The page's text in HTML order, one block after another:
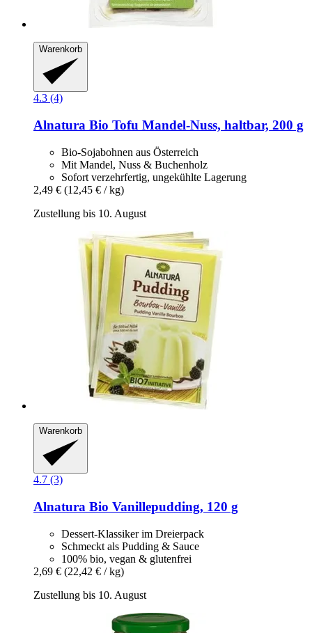
Warenkorb
4.3 (4)
Alnatura Bio Tofu Mandel-​Nuss, haltbar, 200 g
Bio-Sojabohnen aus Österreich
Mit Mandel, Nuss & Buchenholz
Sofort verzehrfertig, ungekühlte Lagerung
2,49 € (12,45 € / kg)
Zustellung bis 10. August
Warenkorb
4.7 (3)
Alnatura Bio Vanillepudding, 120 g
Dessert-Klassiker im Dreierpack
Schmeckt als Pudding & Sauce
100% bio, vegan & glutenfrei
2,69 € (22,42 € / kg)
Zustellung bis 10. August